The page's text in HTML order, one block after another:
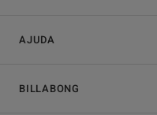
AJUDA
BILLABONG